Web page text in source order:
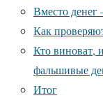
Вместо
Как
Кто виноват,
фальшивые
Итог